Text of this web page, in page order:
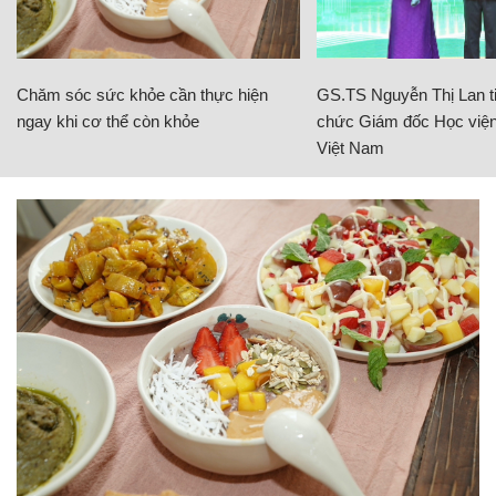
Chăm sóc sức khỏe cần thực hiện
ngay khi cơ thể còn khỏe
GS.TS Nguyễn Thị Lan
chức Giám đốc Học
Việt Nam